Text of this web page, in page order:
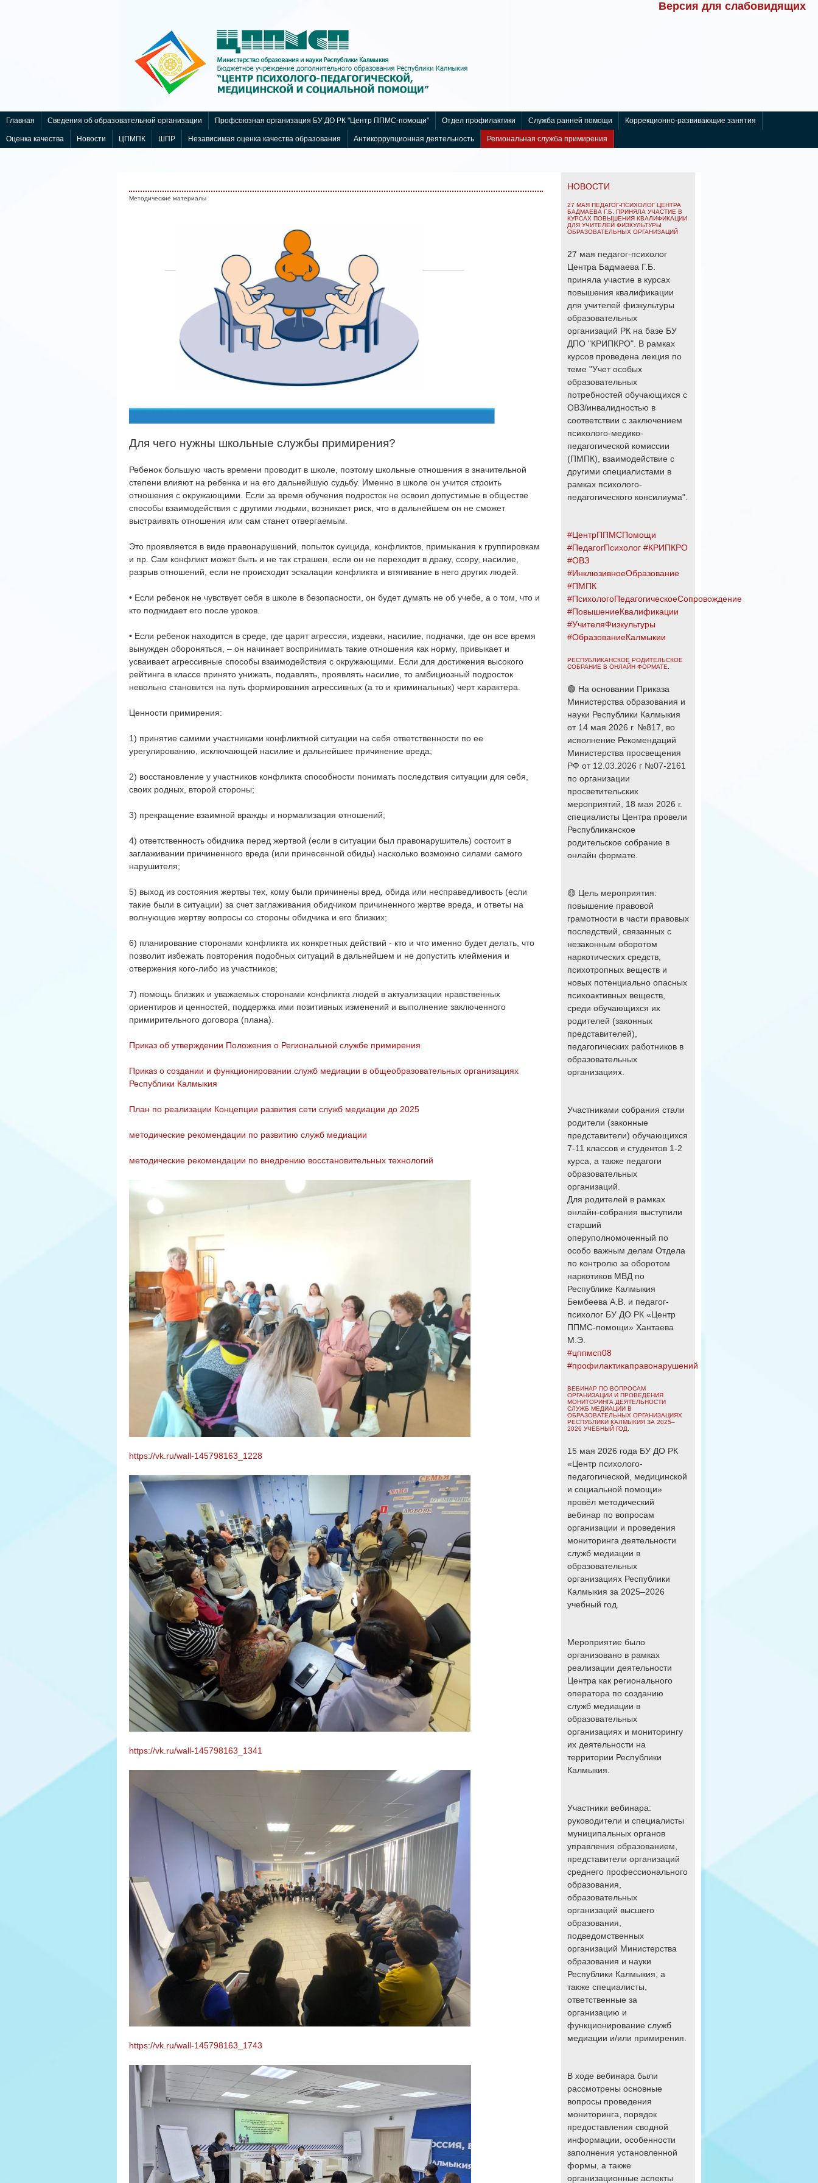
Версия для слабовидящих
Главная Сведения об образовательной организации Профсоюзная организация БУ ДО РК "Центр ППМС-помощи" Отдел профилактики Служба ранней помощи Коррекционно-развивающие занятия
Оценка качества Новости ЦПМПК ШПР Независимая оценка качества образования Антикоррупционная деятельность Региональная служба примирения
Методические материалы
Для чего нужны школьные службы примирения?
Ребенок большую часть времени проводит в школе, поэтому школьные отношения в значительной
степени влияют на ребенка и на его дальнейшую судьбу. Именно в школе он учится строить
отношения с окружающими. Если за время обучения подросток не освоил допустимые в обществе
способы взаимодействия с другими людьми, возникает риск, что в дальнейшем он не сможет
выстраивать отношения или сам станет отвергаемым.
Это проявляется в виде правонарушений, попыток суицида, конфликтов, примыкания к группировкам
и пр. Сам конфликт может быть и не так страшен, если он не переходит в драку, ссору, насилие,
разрыв отношений, если не происходит эскалация конфликта и втягивание в него других людей.
• Если ребенок не чувствует себя в школе в безопасности, он будет думать не об учебе, а о том, что и
кто поджидает его после уроков.
• Если ребенок находится в среде, где царят агрессия, издевки, насилие, подначки, где он все время
вынужден обороняться, – он начинает воспринимать такие отношения как норму, привыкает и
усваивает агрессивные способы взаимодействия с окружающими. Если для достижения высокого
рейтинга в классе принято унижать, подавлять, проявлять насилие, то амбициозный подросток
невольно становится на путь формирования агрессивных (а то и криминальных) черт характера.
Ценности примирения:
1) принятие самими участниками конфликтной ситуации на себя ответственности по ее
урегулированию, исключающей насилие и дальнейшее причинение вреда;
2) восстановление у участников конфликта способности понимать последствия ситуации для себя,
своих родных, второй стороны;
3) прекращение взаимной вражды и нормализация отношений;
4) ответственность обидчика перед жертвой (если в ситуации был правонарушитель) состоит в
заглаживании причиненного вреда (или принесенной обиды) насколько возможно силами самого
нарушителя;
5) выход из состояния жертвы тех, кому были причинены вред, обида или несправедливость (если
такие были в ситуации) за счет заглаживания обидчиком причиненного жертве вреда, и ответы на
волнующие жертву вопросы со стороны обидчика и его близких;
6) планирование сторонами конфликта их конкретных действий - кто и что именно будет делать, что
позволит избежать повторения подобных ситуаций в дальнейшем и не допустить клеймения и
отвержения кого-либо из участников;
7) помощь близких и уважаемых сторонами конфликта людей в актуализации нравственных
ориентиров и ценностей, поддержка ими позитивных изменений и выполнение заключенного
примирительного договора (плана).
Приказ об утверждении Положения о Региональной службе примирения
Приказ о создании и функционировании служб медиации в общеобразовательных организациях
Республики Калмыкия
План по реализации Концепции развития сети служб медиации до 2025
методические рекомендации по развитию служб медиации
методические рекомендации по внедрению восстановительных технологий
https://vk.ru/wall-145798163_1228
https://vk.ru/wall-145798163_1341
https://vk.ru/wall-145798163_1743
НОВОСТИ
27 МАЯ ПЕДАГОГ-ПСИХОЛОГ ЦЕНТРА
БАДМАЕВА Г.Б. ПРИНЯЛА УЧАСТИЕ В
КУРСАХ ПОВЫШЕНИЯ КВАЛИФИКАЦИИ
ДЛЯ УЧИТЕЛЕЙ ФИЗКУЛЬТУРЫ
ОБРАЗОВАТЕЛЬНЫХ ОРГАНИЗАЦИЙ
27 мая педагог-психолог
Центра Бадмаева Г.Б.
приняла участие в курсах
повышения квалификации
для учителей физкультуры
образовательных
организаций РК на базе БУ
ДПО "КРИПКРО". В рамках
курсов проведена лекция по
теме "Учет особых
образовательных
потребностей обучающихся с
ОВЗ/инвалидностью в
соответствии с заключением
психолого-медико-
педагогической комиссии
(ПМПК), взаимодействие с
другими специалистами в
рамках психолого-
педагогического консилиума".
#ЦентрППМСПомощи
#ПедагогПсихолог #КРИПКРО
#ОВЗ
#ИнклюзивноеОбразование
#ПМПК
#ПсихологоПедагогическоеСопровождение
#ПовышениеКвалификации
#УчителяФизкультуры
#ОбразованиеКалмыкии
РЕСПУБЛИКАНСКОЕ РОДИТЕЛЬСКОЕ
СОБРАНИЕ В ОНЛАЙН ФОРМАТЕ.
🟢 На основании Приказа
Министерства образования и
науки Республики Калмыкия
от 14 мая 2026 г. №817, во
исполнение Рекомендаций
Министерства просвещения
РФ от 12.03.2026 г №07-2161
по организации
просветительских
мероприятий, 18 мая 2026 г.
специалисты Центра провели
Республиканское
родительское собрание в
онлайн формате.
🟡 Цель мероприятия:
повышение правовой
грамотности в части правовых
последствий, связанных с
незаконным оборотом
наркотических средств,
психотропных веществ и
новых потенциально опасных
психоактивных веществ,
среди обучающихся их
родителей (законных
представителей),
педагогических работников в
образовательных
организациях.
Участниками собрания стали
родители (законные
представители) обучающихся
7-11 классов и студентов 1-2
курса, а также педагоги
образовательных
организаций.
Для родителей в рамках
онлайн-собрания выступили
старший
оперуполномоченный по
особо важным делам Отдела
по контролю за оборотом
наркотиков МВД по
Республике Калмыкия
Бембеева А.В. и педагог-
психолог БУ ДО РК «Центр
ППМС-помощи» Хантаева
М.Э.
#цппмсп08
#профилактикаправонарушений
ВЕБИНАР ПО ВОПРОСАМ
ОРГАНИЗАЦИИ И ПРОВЕДЕНИЯ
МОНИТОРИНГА ДЕЯТЕЛЬНОСТИ
СЛУЖБ МЕДИАЦИИ В
ОБРАЗОВАТЕЛЬНЫХ ОРГАНИЗАЦИЯХ
РЕСПУБЛИКИ КАЛМЫКИЯ ЗА 2025–
2026 УЧЕБНЫЙ ГОД.
15 мая 2026 года БУ ДО РК
«Центр психолого-
педагогической, медицинской
и социальной помощи»
провёл методический
вебинар по вопросам
организации и проведения
мониторинга деятельности
служб медиации в
образовательных
организациях Республики
Калмыкия за 2025–2026
учебный год.
Мероприятие было
организовано в рамках
реализации деятельности
Центра как регионального
оператора по созданию
служб медиации в
образовательных
организациях и мониторингу
их деятельности на
территории Республики
Калмыкия.
Участники вебинара:
руководители и специалисты
муниципальных органов
управления образованием,
представители организаций
среднего профессионального
образования,
образовательных
организаций высшего
образования,
подведомственных
организаций Министерства
образования и науки
Республики Калмыкия, а
также специалисты,
ответственные за
организацию и
функционирование служб
медиации и/или примирения.
В ходе вебинара были
рассмотрены основные
вопросы проведения
мониторинга, порядок
предоставления сводной
информации, особенности
заполнения установленной
формы, а также
организационные аспекты